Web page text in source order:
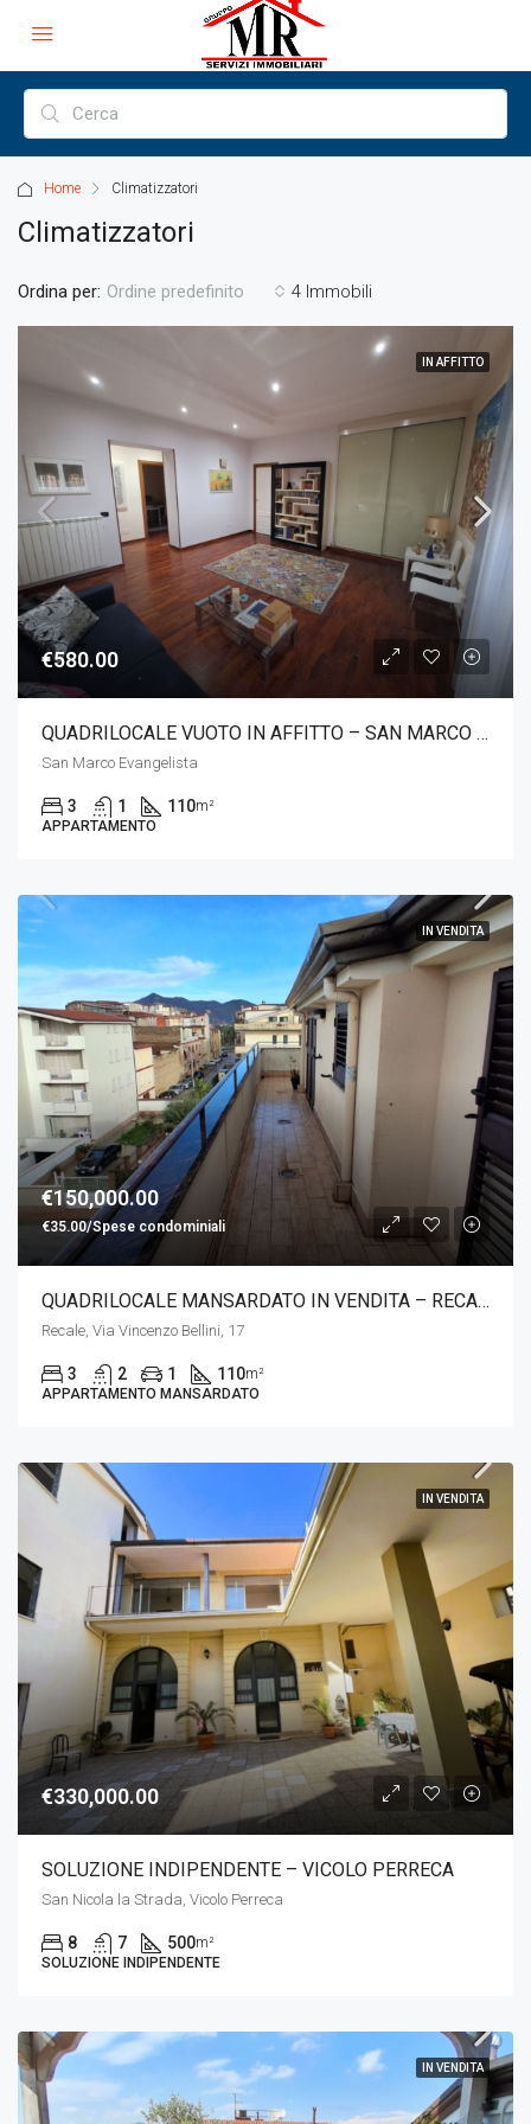
Home Climatizzatori
Climatizzatori
4 Immobili
Ordina per: Ordine predefinito
IN AFFITTO
€580.00
QUADRILOCALE VUOTO IN AFFITTO – SAN MARCO EVANGELISTA
San Marco Evangelista
3 1 110m²
APPARTAMENTO
IN VENDITA
€150,000.00
€35.00/Spese condominiali
QUADRILOCALE MANSARDATO IN VENDITA – RECALE – ZONA STAZIONE
Recale, Via Vincenzo Bellini, 17
3 2 1 110m²
APPARTAMENTO MANSARDATO
IN VENDITA
€330,000.00
SOLUZIONE INDIPENDENTE – VICOLO PERRECA
San Nicola la Strada, Vicolo Perreca
8 7 500m²
SOLUZIONE INDIPENDENTE
IN VENDITA